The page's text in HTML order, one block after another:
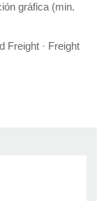
gráfica (min.
Freight · Freight